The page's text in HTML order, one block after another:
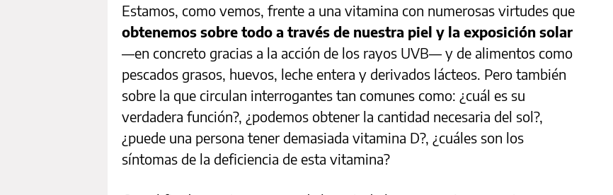
Estamos, como vemos, frente a una vitamina con numerosas virtudes que
obtenemos sobre todo a través de nuestra piel y la exposición solar
—en concreto gracias a la acción de los rayos UVB— y de alimentos como
pescados grasos, huevos, leche entera y derivados lácteos. Pero también
sobre la que circulan interrogantes tan comunes como: ¿cuál es su
verdadera función?, ¿podemos obtener la cantidad necesaria del sol?,
¿puede una persona tener demasiada vitamina D?, ¿cuáles son los
síntomas de la deficiencia de esta vitamina?